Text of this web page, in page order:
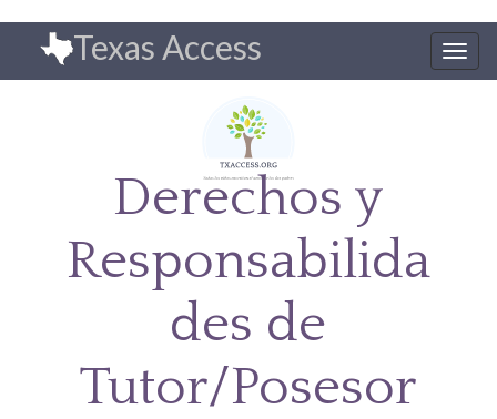
contenido
principal
Texas Access
Derechos y
Responsabilida
des de
Tutor/Posesor